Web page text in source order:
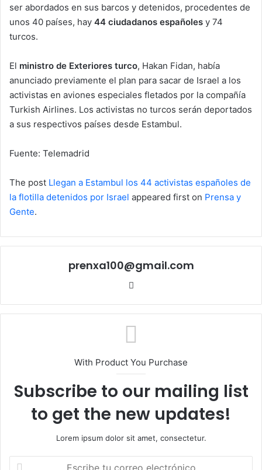
ser abordados en sus barcos y detenidos, procedentes de
unos 40 países, hay 44 ciudadanos españoles y 74
turcos.
El ministro de Exteriores turco, Hakan Fidan, había
anunciado previamente el plan para sacar de Israel a los
activistas en aviones especiales fletados por la compañía
Turkish Airlines. Los activistas no turcos serán deportados
a sus respectivos países desde Estambul.
Fuente: Telemadrid
The post Llegan a Estambul los 44 activistas españoles de
la flotilla detenidos por Israel appeared first on Prensa y
Gente.
prenxa100@gmail.com
With Product You Purchase
Subscribe to our mailing list
to get the new updates!
Lorem ipsum dolor sit amet, consectetur.
Escribe